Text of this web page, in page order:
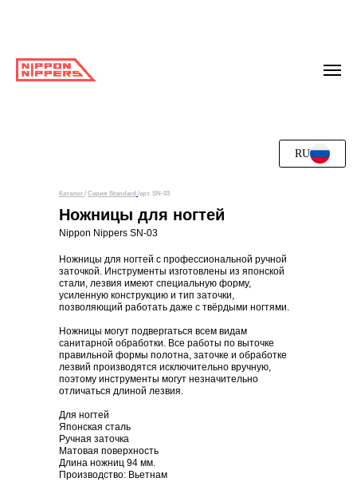
Ножницы для ногтей
Nippon Nippers SN-03
Ножницы для ногтей с профессиональной ручной
заточкой. Инструменты изготовлены из японской
стали, лезвия имеют специальную форму,
усиленную конструкцию и тип заточки,
позволяющий работать даже с твёрдыми ногтями.
Ножницы могут подвергаться всем видам
санитарной обработки. Все работы по выточке
правильной формы полотна, заточке и обработке
лезвий производятся исключительно вручную,
поэтому инструменты могут незначительно
отличаться длиной лезвия.
Для ногтей
Японская сталь
Ручная заточка
Матовая поверхность
Длина ножниц 94 мм.
Производство: Вьетнам
Каталог / Серия Standard /арт. SN-03